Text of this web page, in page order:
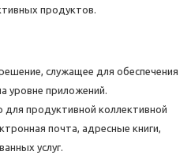
продуктов.
служащее для обеспечения
уровне приложений.
продуктивной коллективной
почта, адресные книги,
услуг.